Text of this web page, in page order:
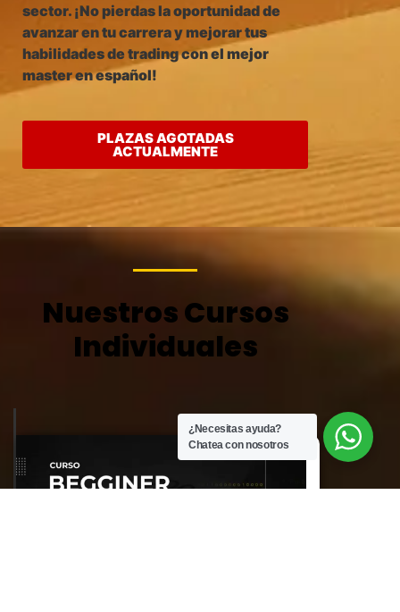
sector. ¡No pierdas la oportunidad de
avanzar en tu carrera y mejorar tus
habilidades de trading con el mejor
master en español!
PLAZAS AGOTADAS
ACTUALMENTE
Nuestros Cursos
Individuales
¿Necesitas ayuda?
Chatea con nosotros